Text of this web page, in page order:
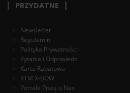
PRZYDATNE
Newsletter
Regulamin
Polityka Prywatności
Pytania i Odpowiedzi
Karta Rabatowa
KTM X-BOW
Portale Piszą o Nas